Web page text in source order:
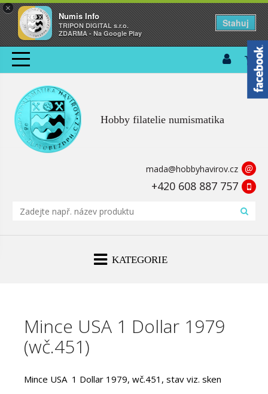
×
Numis Info
TRIPON DIGITAL s.r.o.
ZDARMA - Na Google Play
Stahuj
Hobby filatelie numismatika
mada@hobbyhavirov.cz @
+420 608 887 757
KATEGORIE
Mince USA 1 Dollar 1979
(wč.451)
Mince USA 1 Dollar 1979, wč.451, stav viz. sken